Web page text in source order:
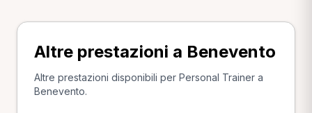
Altre prestazioni a Benevento
Altre prestazioni disponibili per Personal Trainer a
Benevento.